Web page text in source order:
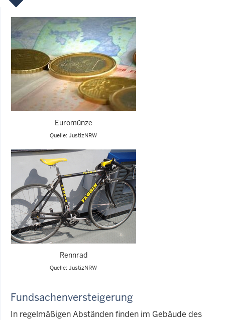
Euromünze
Quelle: JustizNRW
Rennrad
Quelle: JustizNRW
Fundsachenversteigerung
In regelmäßigen Abständen finden im Gebäude des